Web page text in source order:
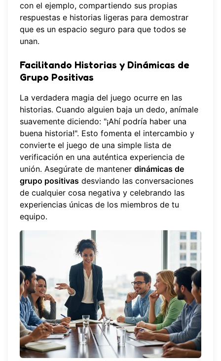
con el ejemplo, compartiendo sus propias
respuestas e historias ligeras para demostrar
que es un espacio seguro para que todos se
unan.
Facilitando Historias y Dinámicas de
Grupo Positivas
La verdadera magia del juego ocurre en las
historias. Cuando alguien baja un dedo, anímale
suavemente diciendo: "¡Ahí podría haber una
buena historia!". Esto fomenta el intercambio y
convierte el juego de una simple lista de
verificación en una auténtica experiencia de
unión. Asegúrate de mantener dinámicas de
grupo positivas desviando las conversaciones
de cualquier cosa negativa y celebrando las
experiencias únicas de los miembros de tu
equipo.